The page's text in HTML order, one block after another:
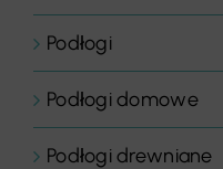
Podłogi
Podłogi domowe
Podłogi drewniane